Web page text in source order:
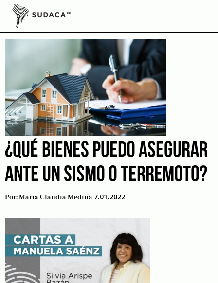
Skip
contentAmazonas
¿QUÉ BIENES PUEDO ASEGURAR
ANTE UN SISMO O TERREMOTO?
Por:Maria Claudia Medina 7.01.2022